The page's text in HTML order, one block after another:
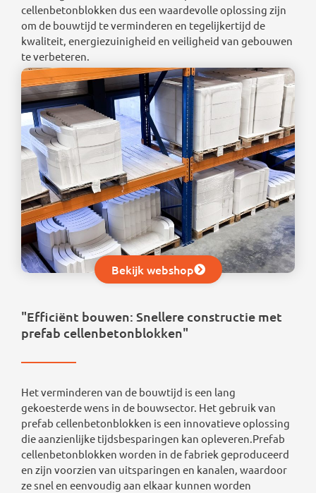
cellenbetonblokken dus een waardevolle oplossing zijn
om de bouwtijd te verminderen en tegelijkertijd de
kwaliteit, energiezuinigheid en veiligheid van gebouwen
te verbeteren.
Bekijk webshop
"Efficiënt bouwen: Snellere constructie met
prefab cellenbetonblokken"
Het verminderen van de bouwtijd is een lang
gekoesterde wens in de bouwsector. Het gebruik van
prefab cellenbetonblokken is een innovatieve oplossing
die aanzienlijke tijdsbesparingen kan opleveren.Prefab
cellenbetonblokken worden in de fabriek geproduceerd
en zijn voorzien van uitsparingen en kanalen, waardoor
ze snel en eenvoudig aan elkaar kunnen worden